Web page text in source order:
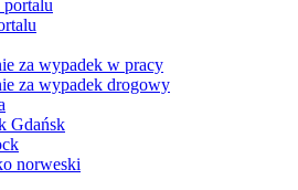
portalu
za wypadek w pracy
za wypadek drogowy
Gdańsk
norweski